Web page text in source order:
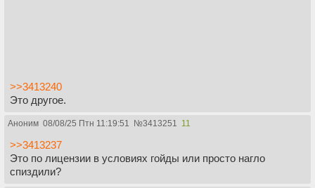
>>3413240
Это другое.
Аноним 08/08/25 Птн 11:19:51 №3413251 11
>>3413237
Это по лицензии в условиях гойды или просто нагло
спиздили?